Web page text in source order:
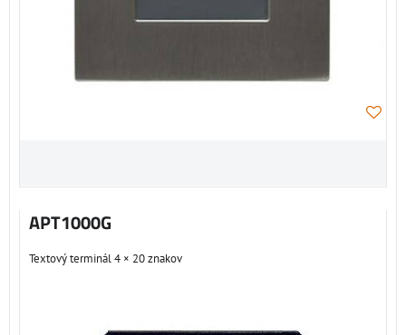
APT1000G
Textový terminál 4 × 20 znakov